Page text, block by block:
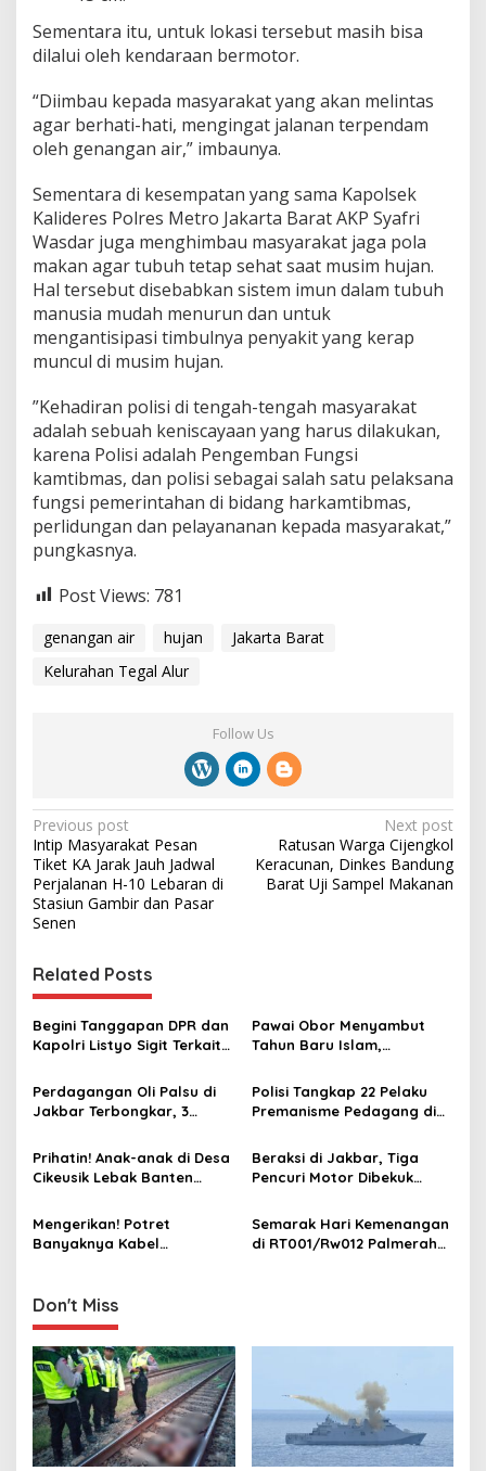
Sementara itu, untuk lokasi tersebut masih bisa
dilalui oleh kendaraan bermotor.
“Diimbau kepada masyarakat yang akan melintas
agar berhati-hati, mengingat jalanan terpendam
oleh genangan air,” imbaunya.
Sementara di kesempatan yang sama Kapolsek
Kalideres Polres Metro Jakarta Barat AKP Syafri
Wasdar juga menghimbau masyarakat jaga pola
makan agar tubuh tetap sehat saat musim hujan.
Hal tersebut disebabkan sistem imun dalam tubuh
manusia mudah menurun dan untuk
mengantisipasi timbulnya penyakit yang kerap
muncul di musim hujan.
”Kehadiran polisi di tengah-tengah masyarakat
adalah sebuah keniscayaan yang harus dilakukan,
karena Polisi adalah Pengemban Fungsi
kamtibmas, dan polisi sebagai salah satu pelaksana
fungsi pemerintahan di bidang harkamtibmas,
perlidungan dan pelayananan kepada masyarakat,”
pungkasnya.
Post Views: 781
genangan air hujan
Jakarta Barat
Kelurahan Tegal Alur
Follow Us
P
o
s
t
a
v
i
a
i
n
Previous post
Intip Masyarakat Pesan
Tiket KA Jarak Jauh Jadwal
Perjalanan H-10 Lebaran di
Stasiun Gambir dan Pasar
Senen
Next post
Ratusan Warga Cijengkol
Keracunan, Dinkes Bandung
Barat Uji Sampel Makanan
Related Posts
Begini Tanggapan DPR dan
Kapolri Listyo Sigit Terkait
Timezone di Jakbar
Pawai Obor Menyambut
Tahun Baru Islam,
di Palmerah Jakbar
Perdagangan Oli Palsu di
Jakbar Terbongkar, 3
Oli Palsu Diamankan
Polisi Tangkap 22 Pelaku
Premanisme Pedagang di
Prihatin! Anak-anak di Desa
Cikeusik Lebak Banten
Tergenang Banjir
Beraksi di Jakbar, Tiga
Pencuri Motor Dibekuk
Mengerikan! Potret
Banyaknya Kabel
Waspada Kematian
Mengintai
Semarak Hari Kemenangan
di RT001/Rw012 Palmerah
Don't Miss